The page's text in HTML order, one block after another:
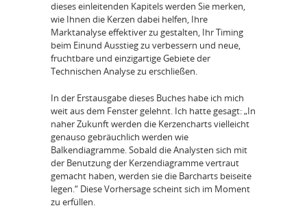
dieses einleitenden Kapitels werden Sie merken,
wie Ihnen die Kerzen dabei helfen, Ihre
Marktanalyse effektiver zu gestalten, Ihr Timing
beim Einund Ausstieg zu verbessern und neue,
fruchtbare und einzigartige Gebiete der
Technischen Analyse zu erschließen.
In der Erstausgabe dieses Buches habe ich mich
weit aus dem Fenster gelehnt. Ich hatte gesagt: „In
naher Zukunft werden die Kerzencharts vielleicht
genauso gebräuchlich werden wie
Balkendiagramme. Sobald die Analysten sich mit
der Benutzung der Kerzendiagramme vertraut
gemacht haben, werden sie die Barcharts beiseite
legen.“ Diese Vorhersage scheint sich im Moment
zu erfüllen.